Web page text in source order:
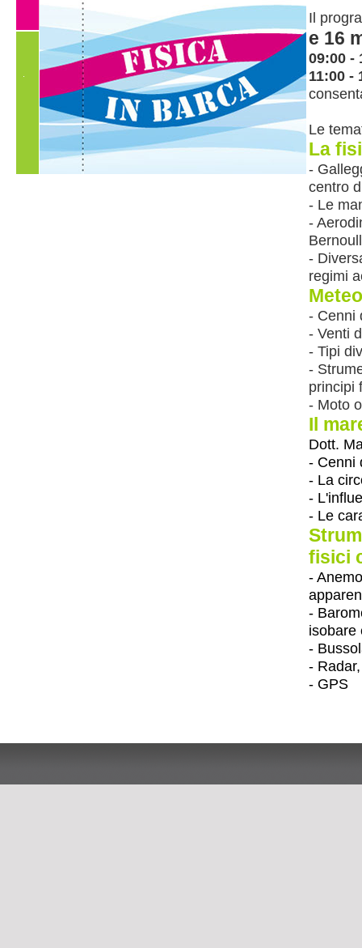
Il
e 16
09:00 -
11:00 -
Le
La
-
centro
- Le
-
-
regimi
- Cenni
- Venti
- Tipi
-
principi
- Moto
Il
Dott.
- Cenni
- La
-
- Le
fisici
-
-
isobare
-
-
- GPS